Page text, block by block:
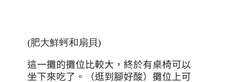
(肥大鮮蚵和扇貝)
這一攤的攤位比較大，終於有桌椅可以
坐下來吃了。（逛到腳好酸）攤位上可